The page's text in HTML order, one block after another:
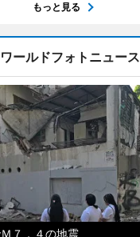
もっと見る
ワールドフォトニュース
７．４の地震